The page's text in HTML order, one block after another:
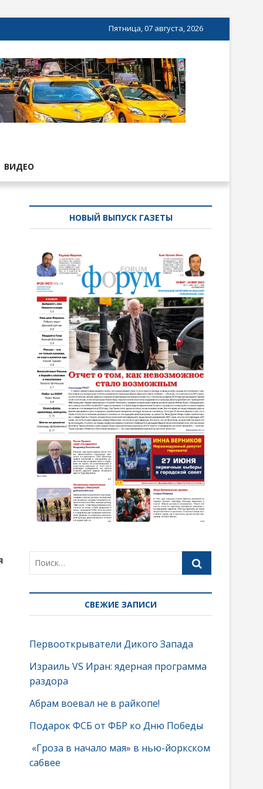
Пятница, 07 августа, 2026
ВИДЕО
НОВЫЙ ВЫПУСК ГАЗЕТЫ
СВЕЖИЕ ЗАПИСИ
Первооткрыватели Дикого Запада
Израиль VS Иран: ядерная программа
раздора
Абрам воевал не в райкопе!
Подарок ФСБ от ФБР ко Дню Победы
«Гроза в начало мая» в нью-йоркском
сабвее